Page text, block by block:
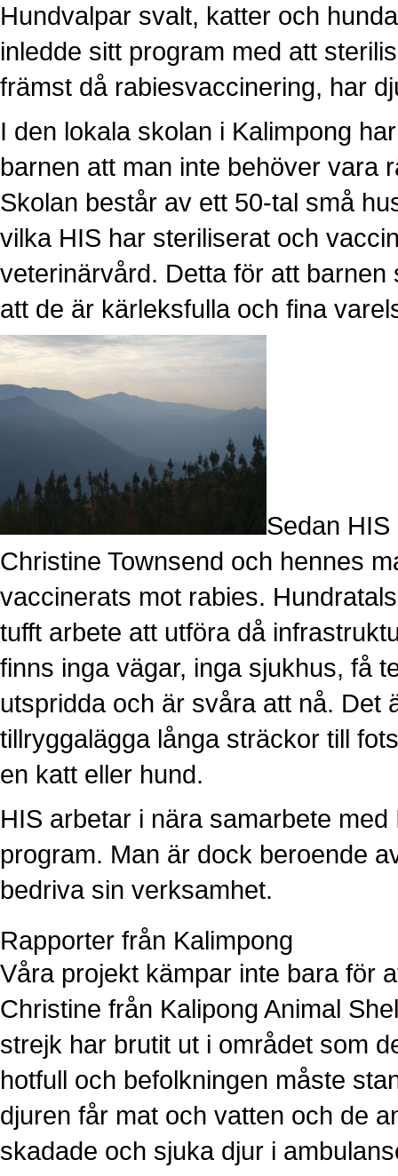
Hundvalpar svalt, katter och
inledde sitt program med att
främst då rabiesvaccinering, har
I den lokala skolan i Kalimpong
barnen att man inte behöver vara
Skolan består av ett 50-tal små
vilka HIS har steriliserat och
veterinärvård. Detta för att
att de är kärleksfulla och fina
Sedan
Christine Townsend och hennes
vaccinerats mot rabies.
tufft arbete att utföra då
finns inga vägar, inga sjukhus, få
utspridda och är svåra att nå. Det
tillryggalägga långa sträckor till
en katt eller hund.
HIS arbetar i nära samarbete
program. Man är dock beroende
bedriva sin verksamhet.
Rapporter från Kalimpong
Våra projekt kämpar inte bara för
Christine från Kalipong Animal
strejk har brutit ut i området som
hotfull och befolkningen måste
djuren får mat och vatten och de
skadade och sjuka djur i